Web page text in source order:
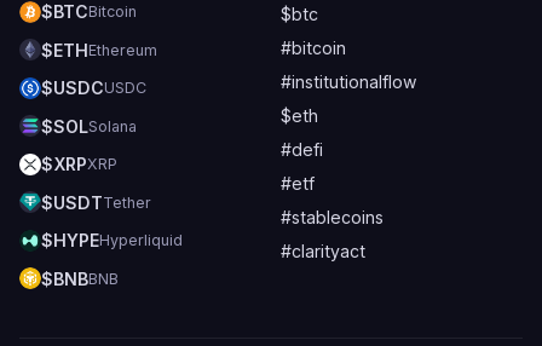
$BTCBitcoin
$ETHEthereum
$USDCUSDC
$SOLSolana
$XRPXRP
$USDTTether
$HYPEHyperliquid
$BNBBNB
$btc
#bitcoin
#institutionalflow
$eth
#defi
#etf
#stablecoins
#clarityact